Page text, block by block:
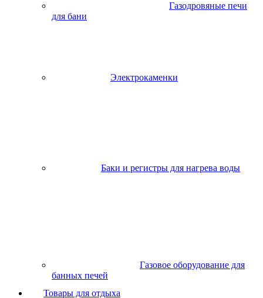
Газодровяные печи
для бани
Электрокаменки
Баки и регистры для нагрева воды
Газовое оборудование для
банных печей
Товары для отдыха